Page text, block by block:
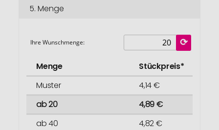
5. Menge
Ihre Wunschmenge:
Menge
Stückpreis*
Muster
4,14 €
ab 20
4,89 €
ab 40
4,82 €